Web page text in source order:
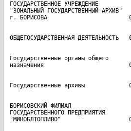
ГОСУДАРСТВЕННОЕ УЧРЕЖДЕНИЕ
"ЗОНАЛЬНЫЙ ГОСУДАРСТВЕННЫЙ АРХИВ"
Государственные органы общего
БОРИСОВСКИЙ ФИЛИАЛ
ГОСУДАРСТВЕННОГО ПРЕДПРИЯТИЯ